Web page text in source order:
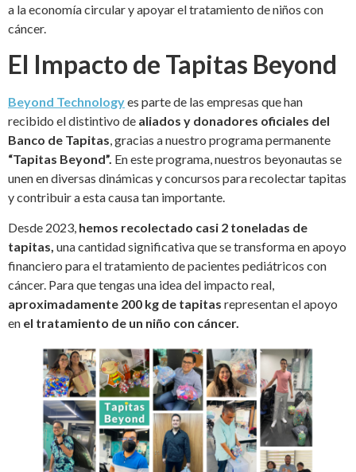
a la economía circular y apoyar el tratamiento de niños con
cáncer.
El Impacto de Tapitas Beyond
Beyond Technologyes parte de las empresas que han
recibido el distintivo de aliados y donadores oficiales del
Banco de Tapitas, gracias a nuestro programa permanente
“Tapitas Beyond”. En este programa, nuestros beyonautas se
unen en diversas dinámicas y concursos para recolectar tapitas
y contribuir a esta causa tan importante.
Desde 2023, hemos recolectado casi 2 toneladas de
tapitas, una cantidad significativa que se transforma en apoyo
financiero para el tratamiento de pacientes pediátricos con
cáncer. Para que tengas una idea del impacto real,
aproximadamente 200 kg de tapitas representan el apoyo
en el tratamiento de un niño con cáncer.